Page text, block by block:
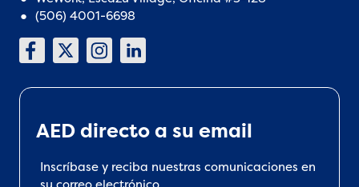
(506) 4001-6698
AED directo a su email
Inscríbase y reciba nuestras comunicaciones en